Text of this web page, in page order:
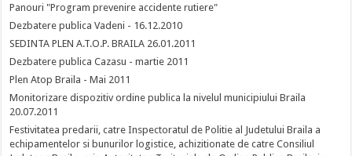
Panouri "Program prevenire accidente rutiere"
Dezbatere publica Vadeni - 16.12.2010
SEDINTA PLEN A.T.O.P. BRAILA 26.01.2011
Dezbatere publica Cazasu - martie 2011
Plen Atop Braila - Mai 2011
Monitorizare dispozitiv ordine publica la nivelul municipiului Braila
20.07.2011
Festivitatea predarii, catre Inspectoratul de Politie al Judetului Braila a
echipamentelor si bunurilor logistice, achizitionate de catre Consiliul